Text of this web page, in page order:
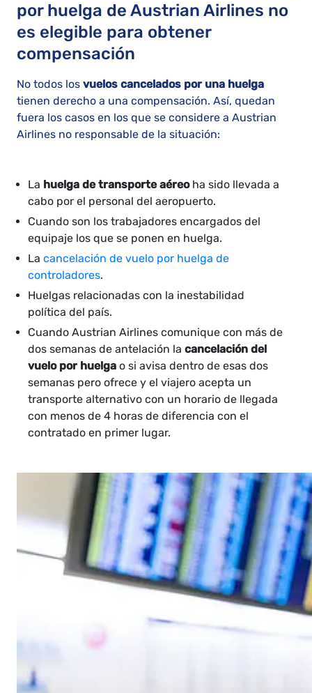
por huelga de Austrian Airlines no
es elegible para obtener
compensación
No todos los vuelos cancelados por una huelga
tienen derecho a una compensación. Así, quedan
fuera los casos en los que se considere a Austrian
Airlines no responsable de la situación:
La huelga de transporte aéreoha sido llevada a
cabo por el personal del aeropuerto.
Cuando son los trabajadores encargados del
equipaje los que se ponen en huelga.
La cancelación de vuelo por huelga de
controladores.
Huelgas relacionadas con la inestabilidad
política del país.
Cuando Austrian Airlines comunique con más de
dos semanas de antelación la cancelación del
vuelo por huelga o si avisa dentro de esas dos
semanas pero ofrece y el viajero acepta un
transporte alternativo con un horario de llegada
con menos de 4 horas de diferencia con el
contratado en primer lugar.